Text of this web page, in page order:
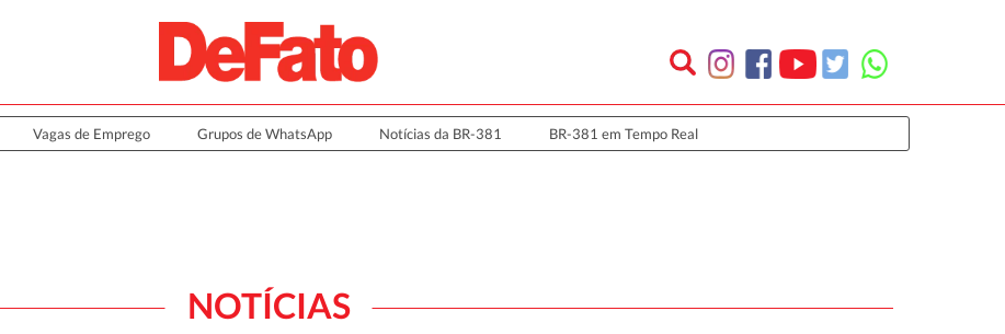
Vagas de Emprego Grupos de WhatsApp Notícias da BR-381 BR-381 em Tempo Real
NOTÍCIAS